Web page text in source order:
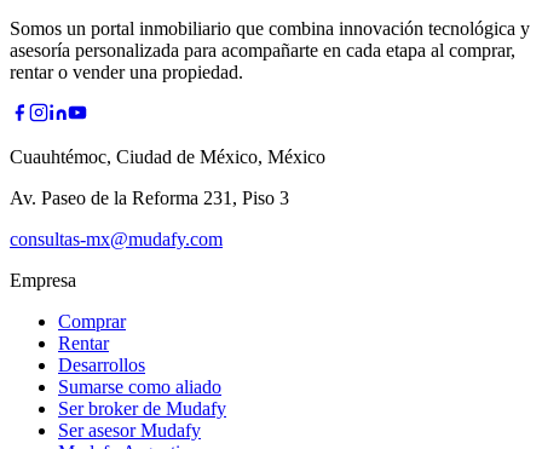
Somos un portal inmobiliario que combina innovación tecnológica y
asesoría personalizada para acompañarte en cada etapa al comprar,
rentar o vender una propiedad.
Cuauhtémoc, Ciudad de México, México
Av. Paseo de la Reforma 231, Piso 3
consultas-mx@mudafy.com
Empresa
Comprar
Rentar
Desarrollos
Sumarse como aliado
Ser broker de Mudafy
Ser asesor Mudafy